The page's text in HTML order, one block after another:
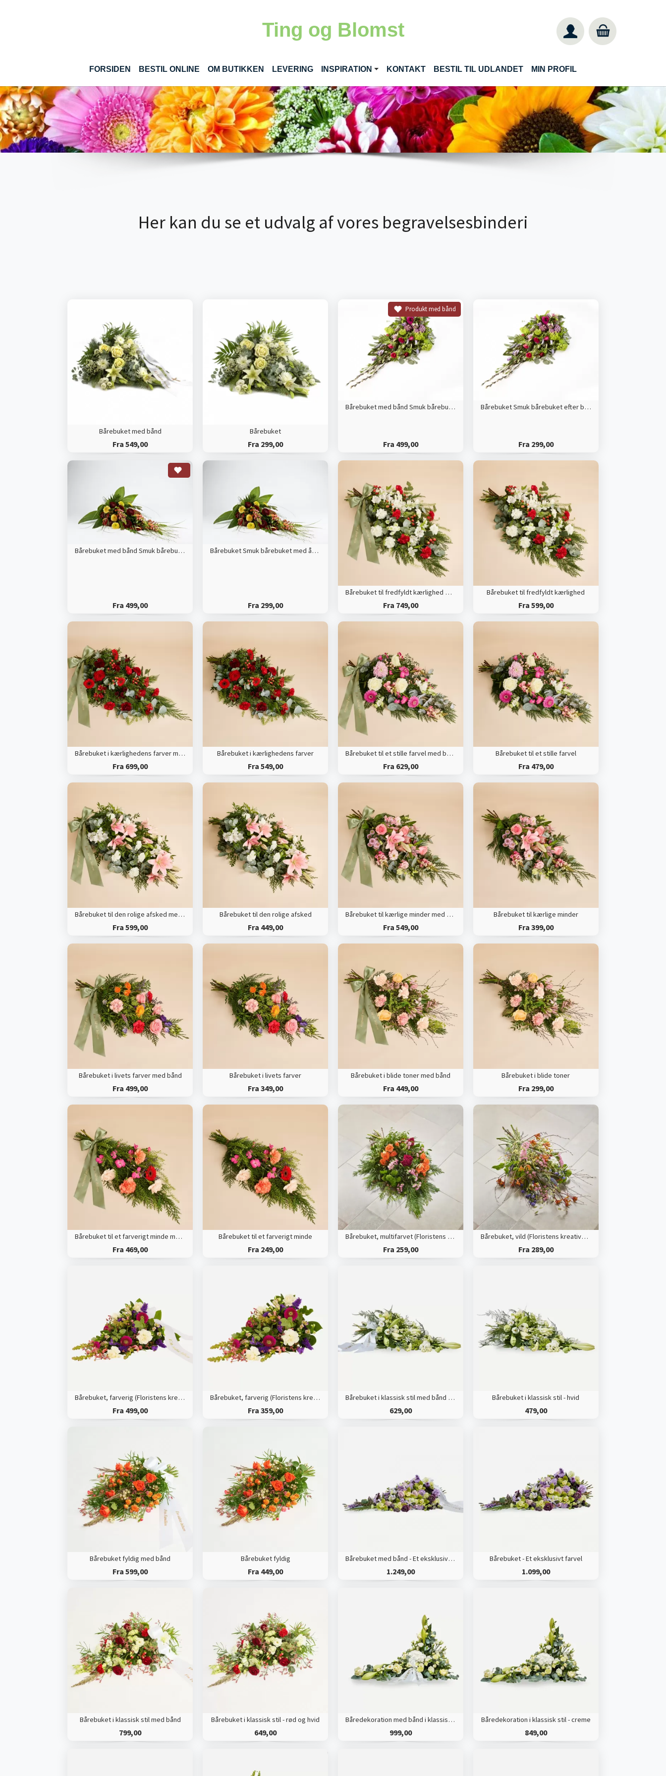
Ting og Blomst
FORSIDEN BESTIL ONLINE OM BUTIKKEN LEVERING INSPIRATION KONTAKT BESTIL TIL UDLANDET MIN PROFIL
Her kan du se et udvalg af vores begravelsesbinderi
Bårebuket med bånd
Fra 549,00
Bårebuket
Fra 299,00
Produkt med bånd
Bårebuket med bånd Smuk bårebuket efter blomsterdekoratørens valg
Fra 499,00
Bårebuket Smuk bårebuket efter blomsterdekoratørens valg
Fra 299,00
Bårebuket med bånd Smuk bårebuket med årstidens blomster
Fra 499,00
Bårebuket Smuk bårebuket med årstidens blomster
Fra 299,00
Bårebuket til fredfyldt kærlighed med bånd
Fra 749,00
Bårebuket til fredfyldt kærlighed
Fra 599,00
Bårebuket i kærlighedens farver med bånd
Fra 699,00
Bårebuket i kærlighedens farver
Fra 549,00
Bårebuket til et stille farvel med bånd
Fra 629,00
Bårebuket til et stille farvel
Fra 479,00
Bårebuket til den rolige afsked med bånd
Fra 599,00
Bårebuket til den rolige afsked
Fra 449,00
Bårebuket til kærlige minder med bånd
Fra 549,00
Bårebuket til kærlige minder
Fra 399,00
Bårebuket i livets farver med bånd
Fra 499,00
Bårebuket i livets farver
Fra 349,00
Bårebuket i blide toner med bånd
Fra 449,00
Bårebuket i blide toner
Fra 299,00
Bårebuket til et farverigt minde med bånd
Fra 469,00
Bårebuket til et farverigt minde
Fra 249,00
Bårebuket, multifarvet (Floristens kreative valg)
Fra 259,00
Bårebuket, vild (Floristens kreative valg)
Fra 289,00
Bårebuket, farverig (Floristens kreative valg) med bånd
Fra 499,00
Bårebuket, farverig (Floristens kreative valg)
Fra 359,00
Bårebuket i klassisk stil med bånd - hvid
629,00
Bårebuket i klassisk stil - hvid
479,00
Bårebuket fyldig med bånd
Fra 599,00
Bårebuket fyldig
Fra 449,00
Bårebuket med bånd - Et eksklusivt farvel
1.249,00
Bårebuket - Et eksklusivt farvel
1.099,00
Bårebuket i klassisk stil med bånd
799,00
Bårebuket i klassisk stil - rød og hvid
649,00
Båredekoration med bånd i klassisk stil - creme
999,00
Båredekoration i klassisk stil - creme
849,00